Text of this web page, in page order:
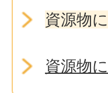
資源物
資源物